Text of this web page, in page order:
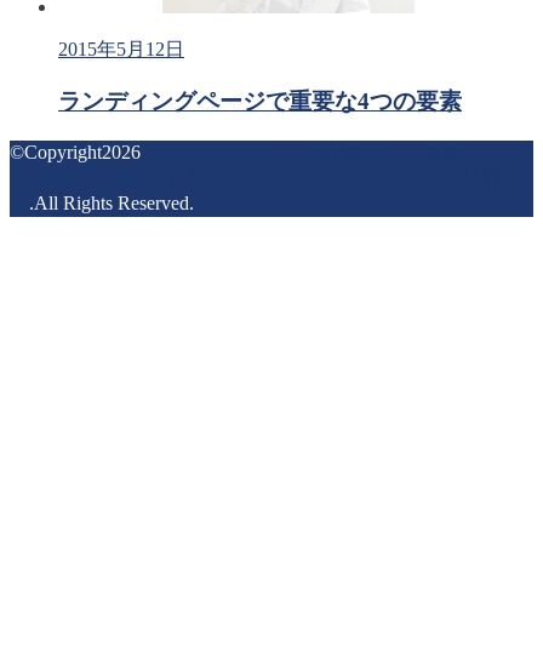
2015年5月12日
ランディングページで重要な4つの要素
©Copyright2026
.All Rights Reserved.